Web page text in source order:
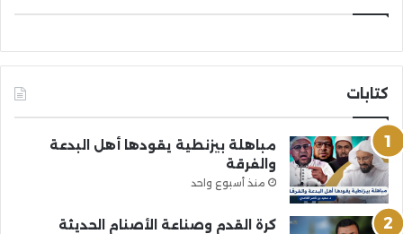
كتابات
مباهلة بيزنطية يقودها أهل البدعة
والفرقة
منذ أسبوع واحد
كرة القدم وصناعة الأصنام الحديثة